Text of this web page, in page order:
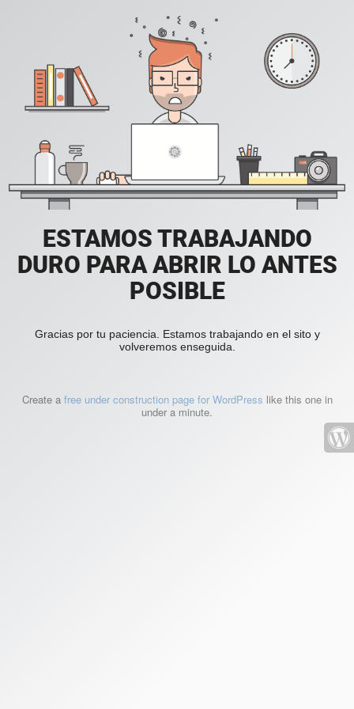
ESTAMOS TRABAJANDO
DURO PARA ABRIR LO ANTES
POSIBLE
Gracias por tu paciencia. Estamos trabajando en el sito y
volveremos enseguida.
Create a free under construction page for WordPress like this one in
under a minute.